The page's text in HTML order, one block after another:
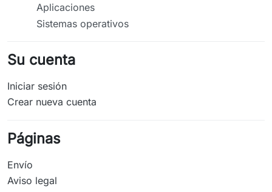
Aplicaciones
Sistemas operativos
Su cuenta
Iniciar sesión
Crear nueva cuenta
Páginas
Envío
Aviso legal